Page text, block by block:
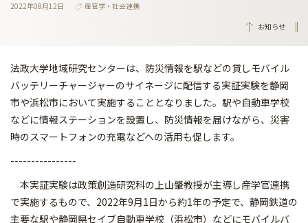
2022年08月12日
産官学・社会連携
お知らせ
法政大学地域研究センターは、防災情報を駅などの貸しモバイル
バッテリーチャージャーのサイネージに配信する実証実験を静岡
市や浜松市において実施することとなりました。駅や自動車学校
などに情報ステーションを設置し、防災情報を届けながら、災害
時のスマートフォンの充電などへの活用も促します。
----------------
本実証実験は政策創造研究科の上山肇教授が主導し産学官連携
で実施するもので、2022年9月1日から約1年の予定で、静岡鉄道の
主要な駅や静岡県セイブ自動車学校（浜松市）などにモバイルバ